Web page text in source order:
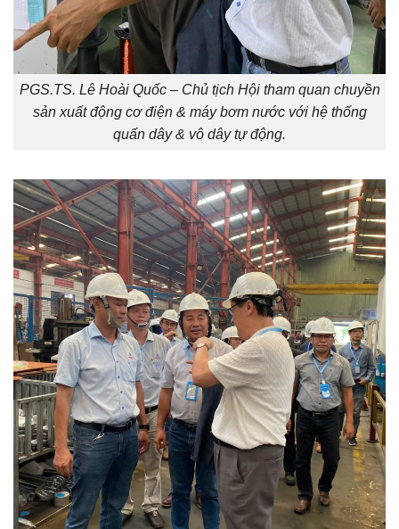
PGS.TS. Lê Hoài Quốc – Chủ tịch Hội tham quan chuyền
sản xuất động cơ điện & máy bơm nước với hệ thống
quấn dây & vô dây tự động.